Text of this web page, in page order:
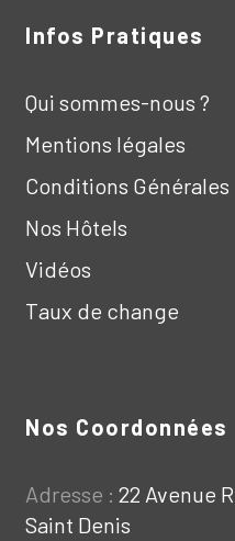
Infos Pratiques
Qui sommes-nous ?
Mentions légales
Conditions Générales
Nos Hôtels
Vidéos
Taux de change
Nos Coordonnées
Adresse : 22 Avenue
Saint Denis